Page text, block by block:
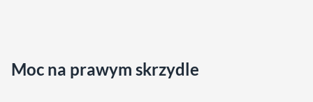
Moc na prawym skrzydle